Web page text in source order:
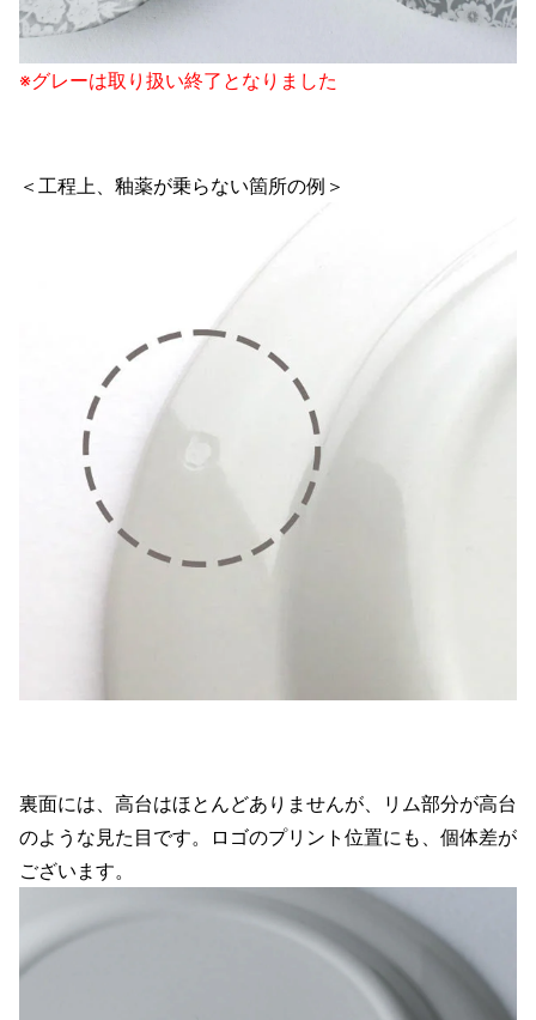
※グレーは取り扱い終了となりました
＜工程上、釉薬が乗らない箇所の例＞
裏面には、高台はほとんどありませんが、リム部分が高台
のような見た目です。ロゴのプリント位置にも、個体差が
ございます。